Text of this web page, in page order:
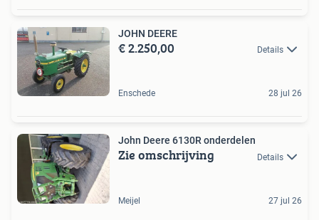
JOHN DEERE
€ 2.250,00 Details
Enschede 28 jul 26
John Deere 6130R onderdelen
Zie omschrijving Details
Meijel 27 jul 26